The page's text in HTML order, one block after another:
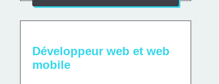
Développeur web et web
mobile